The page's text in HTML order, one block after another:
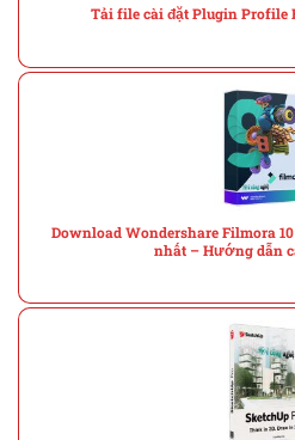
Tải file cài đặt Plugin Profile
Download Wondershare Filmora
nhất – Hướng dẫn